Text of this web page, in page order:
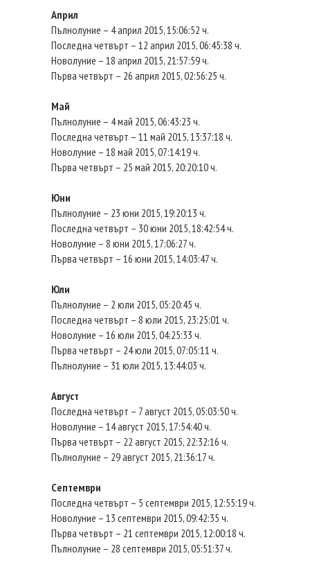
Април
Пълнолуние – 4 април 2015, 15:06:52 ч.
Последна четвърт – 12 април 2015, 06:45:38 ч.
Новолуние – 18 април 2015, 21:57:59 ч.
Първа четвърт – 26 април 2015, 02:56:25 ч.
Май
Пълнолуние – 4 май 2015, 06:43:23 ч.
Последна четвърт – 11 май 2015, 13:37:18 ч.
Новолуние – 18 май 2015, 07:14:19 ч.
Първа четвърт – 25 май 2015, 20:20:10 ч.
Юни
Пълнолуние – 23 юни 2015, 19:20:13 ч.
Последна четвърт – 30 юни 2015, 18:42:54 ч.
Новолуние – 8 юни 2015, 17:06:27 ч.
Първа четвърт – 16 юни 2015, 14:03:47 ч.
Юли
Пълнолуние – 2 юли 2015, 05:20:45 ч.
Последна четвърт – 8 юли 2015, 23:25:01 ч.
Новолуние – 16 юли 2015, 04:25:33 ч.
Първа четвърт – 24 юли 2015, 07:05:11 ч.
Пълнолуние – 31 юли 2015, 13:44:03 ч.
Август
Последна четвърт – 7 август 2015, 05:03:50 ч.
Новолуние – 14 август 2015, 17:54:40 ч.
Първа четвърт – 22 август 2015, 22:32:16 ч.
Пълнолуние – 29 август 2015, 21:36:17 ч.
Септември
Последна четвърт – 5 септември 2015, 12:55:19 ч.
Новолуние – 13 септември 2015, 09:42:35 ч.
Първа четвърт – 21 септември 2015, 12:00:18 ч.
Пълнолуние – 28 септември 2015, 05:51:37 ч.